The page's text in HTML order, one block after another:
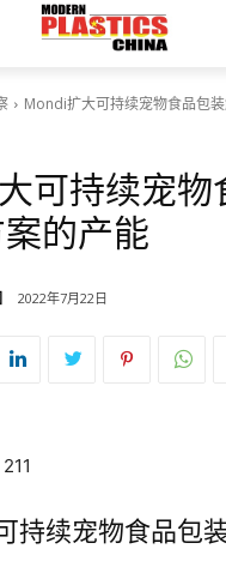
Mondi扩大可持续宠物食品包
可持续宠物
的产能
2022年7月22日
211
持续宠物食品包